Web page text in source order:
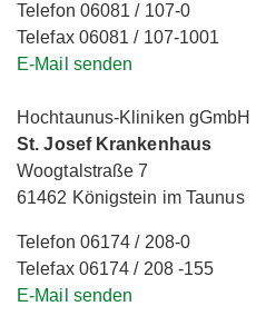
Telefon 06081 / 107-0
Telefax 06081 / 107-1001
E-Mail senden
Hochtaunus-Kliniken gGmbH
St. Josef Krankenhaus
Woogtalstraße 7
61462 Königstein im Taunus
Telefon 06174 / 208-0
Telefax 06174 / 208 -155
E-Mail senden